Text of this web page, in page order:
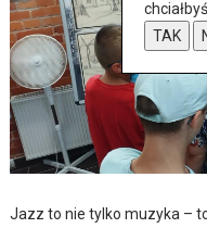
Jazz to nie tylko muzyka –
TAK